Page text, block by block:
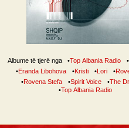
Albume të tjerë nga •Top Albania Radio •
•Eranda Libohova •Kristi •Lori •
•Rovena Stefa •Spirit Voice •The
•Top Albania Radio